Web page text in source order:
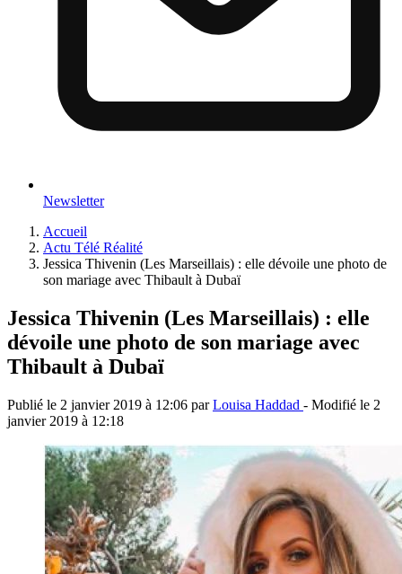
Newsletter
Accueil
Actu Télé Réalité
Jessica Thivenin (Les Marseillais) : elle dévoile une photo de
son mariage avec Thibault à Dubaï
Jessica Thivenin (Les Marseillais) : elle
dévoile une photo de son mariage avec
Thibault à Dubaï
Publié le 2 janvier 2019 à 12:06 parLouisa Haddad - Modifié le 2
janvier 2019 à 12:18